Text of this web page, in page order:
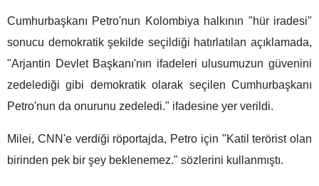
Cumhurbaşkanı Petro'nun Kolombiya halkının "hür iradesi"
sonucu demokratik şekilde seçildiği hatırlatılan açıklamada,
"Arjantin Devlet Başkanı'nın ifadeleri ulusumuzun güvenini
zedelediği gibi demokratik olarak seçilen Cumhurbaşkanı
Petro'nun da onurunu zedeledi." ifadesine yer verildi.
Milei, CNN'e verdiği röportajda, Petro için "Katil terörist olan
birinden pek bir şey beklenemez." sözlerini kullanmıştı.